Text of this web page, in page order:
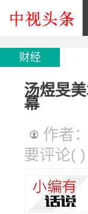
财经
汤煜旻
幕
作者
要评论( )